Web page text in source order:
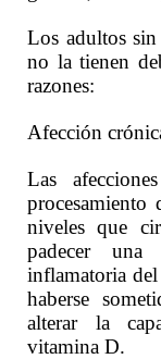
Los adultos
no la tienen
razones:
Afección
Las
niveles que
padecer una
inflamatoria
haberse
alterar la
vitamina D.